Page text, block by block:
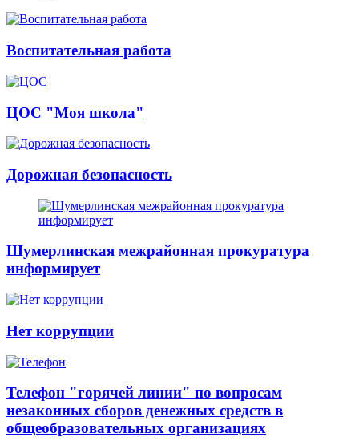
Воспитательная работа
ЦОС "Моя школа"
Дорожная безопасность
Шумерлинская межрайонная прокуратура
информирует
Нет коррупции
Телефон "горячей линии" по вопросам
незаконных сборов денежных средств в
общеобразовательных организациях